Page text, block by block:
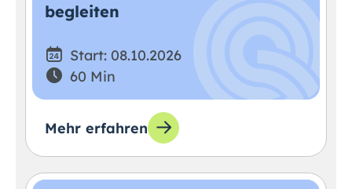
begleiten
Start: 08.10.2026
60 Min
Mehr erfahren